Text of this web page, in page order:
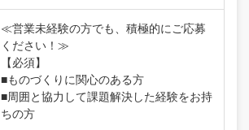
≪営業未経験の方でも、積極的にご応募
ください！≫
【必須】
■ものづくりに関心のある方
■周囲と協力して課題解決した経験をお持
ちの方